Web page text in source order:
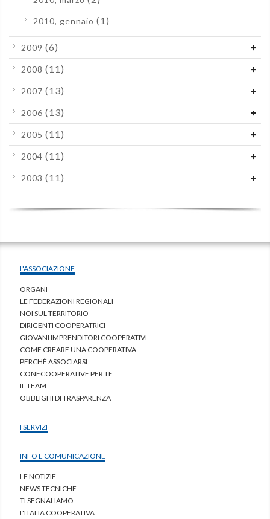
2010, gennaio (1)
2009 (6)
2008 (11)
2007 (13)
2006 (13)
2005 (11)
2004 (11)
2003 (11)
L'ASSOCIAZIONE
ORGANI
LE FEDERAZIONI REGIONALI
NOI SUL TERRITORIO
DIRIGENTI COOPERATRICI
GIOVANI IMPRENDITORI COOPERATIVI
COME CREARE UNA COOPERATIVA
PERCHÈ ASSOCIARSI
CONFCOOPERATIVE PER TE
IL TEAM
OBBLIGHI DI TRASPARENZA
I SERVIZI
INFO E COMUNICAZIONE
LE NOTIZIE
NEWS TECNICHE
TI SEGNALIAMO
L'ITALIA COOPERATIVA